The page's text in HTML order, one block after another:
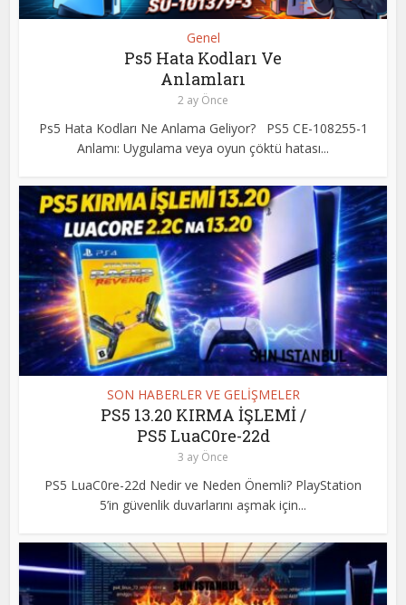
Genel
Ps5 Hata Kodları Ve
Anlamları
2 ay Önce
Ps5 Hata Kodları Ne Anlama Geliyor? PS5 CE-108255-1
Anlamı: Uygulama veya oyun çöktü hatası...
SON HABERLER VE GELİŞMELER
PS5 13.20 KIRMA İŞLEMİ /
PS5 LuaC0re-22d
3 ay Önce
PS5 LuaC0re-22d Nedir ve Neden Önemli? PlayStation
5’in güvenlik duvarlarını aşmak için...